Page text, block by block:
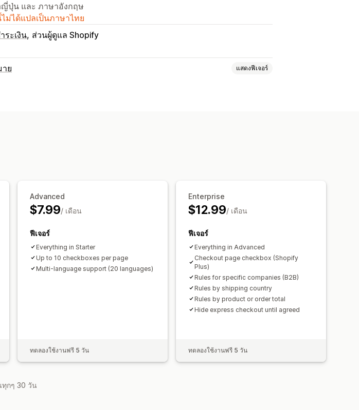
ปุ่น และ ภาษาอังกฤษ
ม่ได้แปลเป็นภาษาไทย
ระเงิน ส่วนผู้ดูแล Shopify
ย แสดงฟีเจอร์
Advanced
$7.99/ เดือน
ฟีเจอร์
Everything in Starter
Up to 10 checkboxes per page
Multi-language support (20 languages)
ทดลองใช้งานฟรี 5 วัน
Enterprise
$12.99/ เดือน
ฟีเจอร์
Everything in Advanced
Checkout page checkbox (Shopify
Plus)
Rules for specific companies (B2B)
Rules by shipping country
Rules by product or order total
Hide express checkout until agreed
ทดลองใช้งานฟรี 5 วัน
ทุกๆ 30 วัน